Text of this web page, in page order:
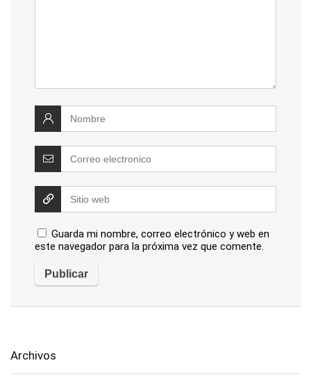
Guarda mi nombre, correo electrónico y web en
este navegador para la próxima vez que comente.
Archivos